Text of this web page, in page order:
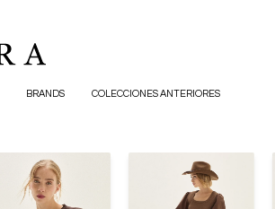
BRANDS COLECCIONES ANTERIORES